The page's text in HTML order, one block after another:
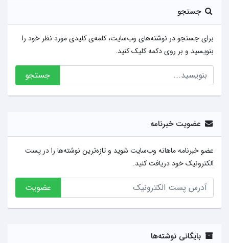
جستجو
برای جستجو در نوشته‌های وب‌سایت، کلمه‌ی کلیدی مورد نظر خود را
بنویسید و بر روی دکمه کلیک کنید.
جستجو
عضویت خبرنامه
عضو خبرنامه ماهانه وب‌سایت شوید و تازه‌ترین نوشته‌ها را در پست
الکترونیک خود دریافت کنید.
عضویت
بایگانی نوشته‌ها